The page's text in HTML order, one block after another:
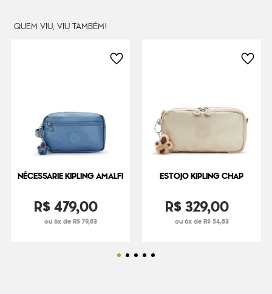
QUEM VIU, VIU TAMBÉM!
NÉCESSARIE KIPLING AMALFI
R$479,00
ou 6x de R$ 79,83
ESTOJO KIPLING CHAP
R$329,00
ou 6x de R$ 54,83